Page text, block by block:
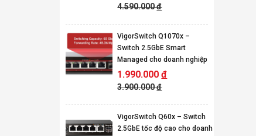
4.590.000đ
VigorSwitch Q1070x –
Switch 2.5GbE Smart
Managed cho doanh nghiệp
1.990.000đ
3.900.000đ
VigorSwitch Q60x – Switch
2.5GbE tốc độ cao cho doanh